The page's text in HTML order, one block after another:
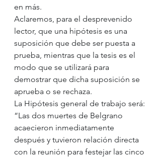
en más.
Aclaremos, para el desprevenido
lector, que una hipótesis es una
suposición que debe ser puesta a
prueba, mientras que la tesis es el
modo que se utilizará para
demostrar que dicha suposición se
aprueba o se rechaza.
La Hipótesis general de trabajo será:
“Las dos muertes de Belgrano
acaecieron inmediatamente
después y tuvieron relación directa
con la reunión para festejar las cinco